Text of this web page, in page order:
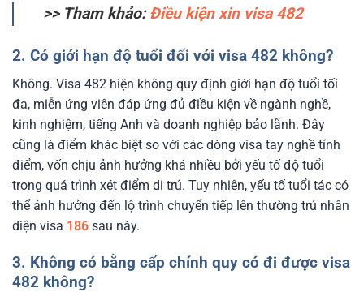
>> Tham khảo:Điều kiện xin visa 482
2. Có giới hạn độ tuổi đối với visa 482 không?
Không. Visa 482 hiện không quy định giới hạn độ tuổi tối
đa, miễn ứng viên đáp ứng đủ điều kiện về ngành nghề,
kinh nghiệm, tiếng Anh và doanh nghiệp bảo lãnh. Đây
cũng là điểm khác biệt so với các dòng visa tay nghề tính
điểm, vốn chịu ảnh hưởng khá nhiều bởi yếu tố độ tuổi
trong quá trình xét điểm di trú. Tuy nhiên, yếu tố tuổi tác có
thể ảnh hưởng đến lộ trình chuyển tiếp lên thường trú nhân
diện visa 186 sau này.
3. Không có bằng cấp chính quy có đi được visa
482 không?